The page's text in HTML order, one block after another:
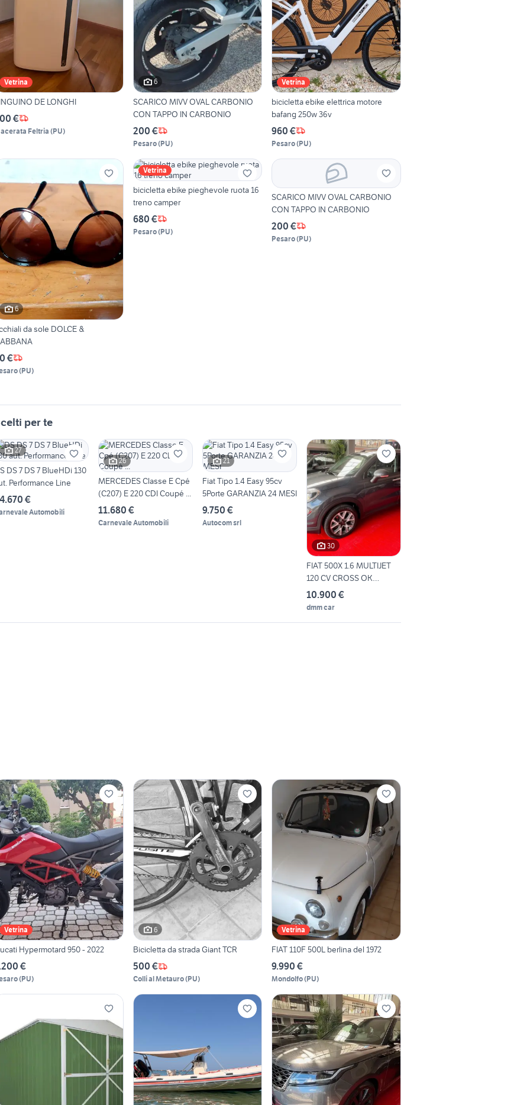
Vetrina
PINGUINO DE LONGHI
€
Feltria (PU)
6
SCARICO MIVV OVAL CARBONIO
CON TAPPO IN CARBONIO
200 €
Pesaro(PU)
Vetrina
bicicletta ebike elettrica motore
bafang 250w 36v
960 €
Pesaro(PU)
6
da sole DOLCE &
€
(PU)
Vetrina
bicicletta ebike pieghevole ruota 16
treno camper
680 €
Pesaro(PU)
SCARICO MIVV OVAL CARBONIO
CON TAPPO IN CARBONIO
200 €
Pesaro(PU)
per te
27
DS 7 DS 7 BlueHDi 130
Performance Line
€
Automobili
26
MERCEDES Classe E Cpé
(C207) E 220 CDI Coupé ...
11.680 €
Carnevale Automobili
21
Fiat Tipo 1.4 Easy 95cv
5Porte GARANZIA 24 MESI
9.750 €
Autocom srl
30
FIAT 500X 1.6 MULTIJET
120 CV CROSS OK
NEOPATENTAT
10.900 €
dmm car
Vetrina
Hypermotard 950 - 2022
€
(PU)
6
Bicicletta da strada Giant TCR
500 €
Colli al Metauro(PU)
Vetrina
FIAT 110F 500L berlina del 1972
9.990 €
Mondolfo(PU)